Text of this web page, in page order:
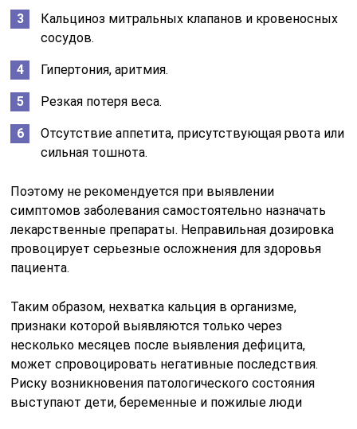
Кальциноз митральных клапанов и кровеносных
сосудов.
Гипертония, аритмия.
Резкая потеря веса.
Отсутствие аппетита, присутствующая рвота или
сильная тошнота.
Поэтому не рекомендуется при выявлении
симптомов заболевания самостоятельно назначать
лекарственные препараты. Неправильная дозировка
провоцирует серьезные осложнения для здоровья
пациента.
Таким образом, нехватка кальция в организме,
признаки которой выявляются только через
несколько месяцев после выявления дефицита,
может спровоцировать негативные последствия.
Риску возникновения патологического состояния
выступают дети, беременные и пожилые люди